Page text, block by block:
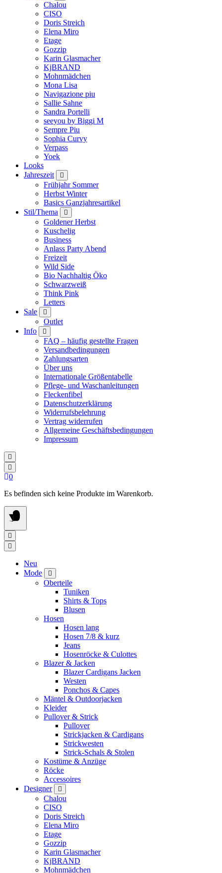
Chalou
CISO
Doris Streich
Elena Miro
Etage
Gozzip
Karin Glasmacher
KjBRAND
Mohnmädchen
Mona Lisa
Navigazione piu
Sallie Sahne
Sandra Portelli
seeyou by Biggi M
Sempre Piu
Sophia Curvy
Verpass
Yoek
Looks
Jahreszeit
Frühjahr Sommer
Herbst Winter
Basics Ganzjahresartikel
Stil/Thema
Goldener Herbst
Kuschelig
Business
Anlass Party Abend
Freizeit
Wild Side
Bio Nachhaltig Öko
Schwarzweiß
Think Pink
Letters
Sale
Outlet
Info
FAQ – häufig gestellte Fragen
Versandbedingungen
Zahlungsarten
Über uns
Internationale Größentabelle
Pflege- und Waschanleitungen
Fleckenfibel
Datenschutzerklärung
Widerrufsbelehrung
Vertrag widerrufen
Allgemeine Geschäftsbedingungen
Impressum
0
Es befinden sich keine Produkte im Warenkorb.
Neu
Mode
Oberteile
Tuniken
Shirts & Tops
Blusen
Hosen
Hosen lang
Hosen 7/8 & kurz
Jeans
Hosenröcke & Culottes
Blazer & Jacken
Blazer Cardigans Jacken
Westen
Ponchos & Capes
Mäntel & Outdoorjacken
Kleider
Pullover & Strick
Pullover
Strickjacken & Cardigans
Strickwesten
Strick-Schals & Stolen
Kostüme & Anzüge
Röcke
Accessoires
Designer
Chalou
CISO
Doris Streich
Elena Miro
Etage
Gozzip
Karin Glasmacher
KjBRAND
Mohnmädchen